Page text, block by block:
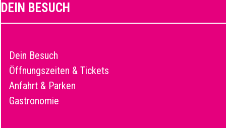
DEIN BESUCH
Dein Besuch
Öffnungszeiten & Tickets
Anfahrt & Parken
Gastronomie